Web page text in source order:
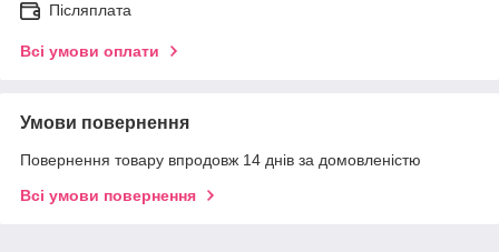
Післяплата
Всі умови оплати
Умови повернення
Повернення товару впродовж 14 днів за домовленістю
Всі умови повернення